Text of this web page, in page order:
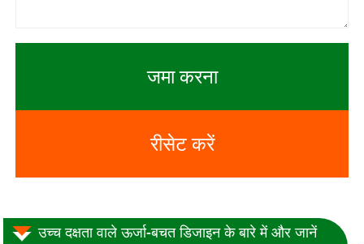
जमा करना
रीसेट करें
उच्च दक्षता वाले ऊर्जा-बचत डिजाइन के बारे में और जानें